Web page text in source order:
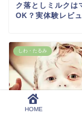
ク落としミルクは
OK？実体験レビ
しわ・たるみ
HOME